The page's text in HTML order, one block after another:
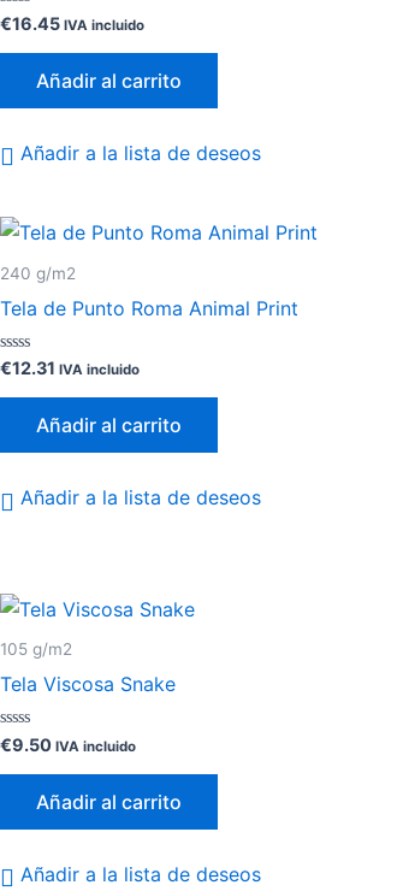
Valorado
0
€16.45 IVA incluido
Añadir al carrito
Añadir a la lista de deseos
240 g/m2
Tela de Punto Roma Animal Print
Valorado
0
€12.31 IVA incluido
Añadir al carrito
Añadir a la lista de deseos
105 g/m2
Tela Viscosa Snake
Valorado
0
€9.50 IVA incluido
Añadir al carrito
Añadir a la lista de deseos